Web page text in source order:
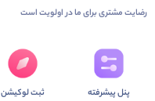
رضایت مشتری برای ما در اولویت است
پنل پیشرفته ثبت لوکیشن